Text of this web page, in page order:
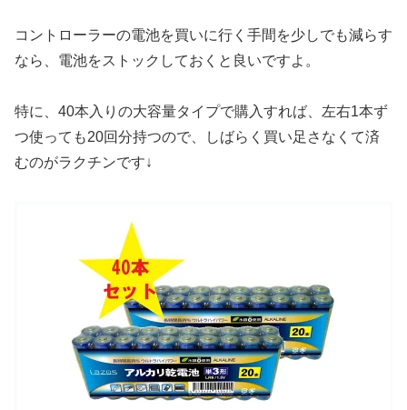
コントローラーの電池を買いに行く手間を少しでも減らす
なら、電池をストックしておくと良いですよ。
特に、40本入りの大容量タイプで購入すれば、左右1本ず
つ使っても20回分持つので、しばらく買い足さなくて済
むのがラクチンです↓